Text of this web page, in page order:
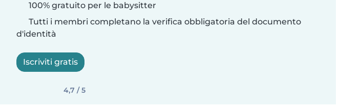
100% gratuito per le babysitter
Tutti i membri completano la verifica obbligatoria del documento
d'identità
Iscriviti gratis
4,7 / 5